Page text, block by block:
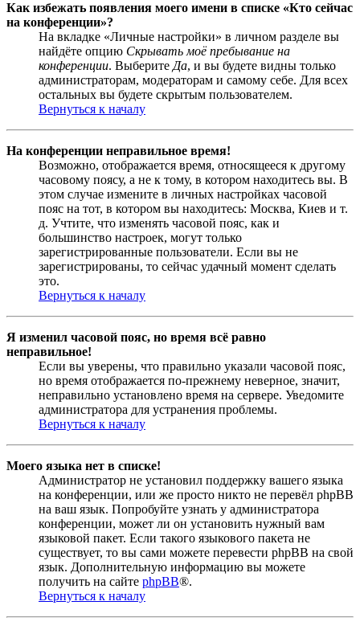
Как избежать появления моего имени в списке «Кто сейчас
на конференции»?
На вкладке «Личные настройки» в личном разделе вы
найдёте опцию Скрывать моё пребывание на
конференции. Выберите Да, и вы будете видны только
администраторам, модераторам и самому себе. Для всех
остальных вы будете скрытым пользователем.
Вернуться к началу
На конференции неправильное время!
Возможно, отображается время, относящееся к другому
часовому поясу, а не к тому, в котором находитесь вы. В
этом случае измените в личных настройках часовой
пояс на тот, в котором вы находитесь: Москва, Киев и т.
д. Учтите, что изменять часовой пояс, как и
большинство настроек, могут только
зарегистрированные пользователи. Если вы не
зарегистрированы, то сейчас удачный момент сделать
это.
Вернуться к началу
Я изменил часовой пояс, но время всё равно
неправильное!
Если вы уверены, что правильно указали часовой пояс,
но время отображается по-прежнему неверное, значит,
неправильно установлено время на сервере. Уведомите
администратора для устранения проблемы.
Вернуться к началу
Моего языка нет в списке!
Администратор не установил поддержку вашего языка
на конференции, или же просто никто не перевёл phpBB
на ваш язык. Попробуйте узнать у администратора
конференции, может ли он установить нужный вам
языковой пакет. Если такого языкового пакета не
существует, то вы сами можете перевести phpBB на свой
язык. Дополнительную информацию вы можете
получить на сайте phpBB®.
Вернуться к началу